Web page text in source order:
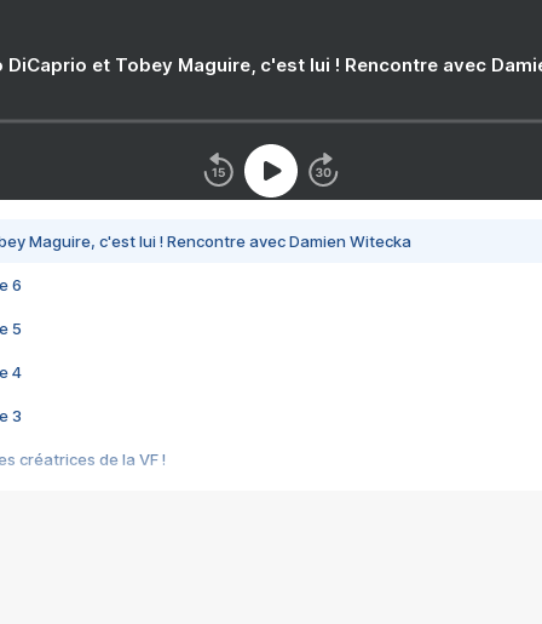
DiCaprio et Tobey Maguire, c'est lui ! Rencontre avec
Maguire, c'est lui ! Rencontre avec Damien Witecka
6
5
4
3
créatrices de la VF !